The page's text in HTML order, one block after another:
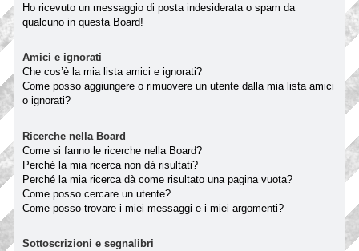
Ho ricevuto un messaggio di posta indesiderata o spam da
qualcuno in questa Board!
Amici e ignorati
Che cos’è la mia lista amici e ignorati?
Come posso aggiungere o rimuovere un utente dalla mia lista amici
o ignorati?
Ricerche nella Board
Come si fanno le ricerche nella Board?
Perché la mia ricerca non dà risultati?
Perché la mia ricerca dà come risultato una pagina vuota?
Come posso cercare un utente?
Come posso trovare i miei messaggi e i miei argomenti?
Sottoscrizioni e segnalibri